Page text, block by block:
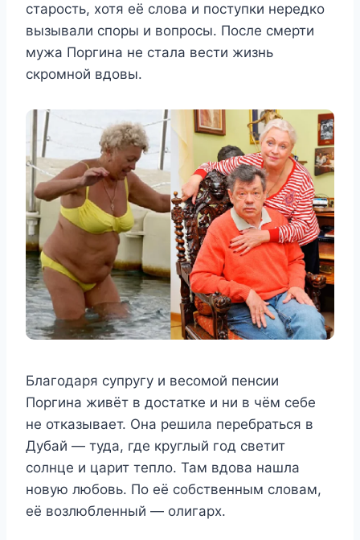
старость, хотя её слова и поступки нередко
вызывали споры и вопросы. После смерти
мужа Поргина не стала вести жизнь
скромной вдовы.
Благодаря супругу и весомой пенсии
Поргина живёт в достатке и ни в чём себе
не отказывает. Она решила перебраться в
Дубай — туда, где круглый год светит
солнце и царит тепло. Там вдова нашла
новую любовь. По её собственным словам,
её возлюбленный — олигарх.